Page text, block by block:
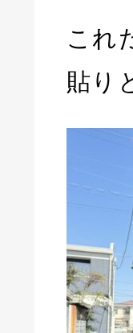
これ
貼り